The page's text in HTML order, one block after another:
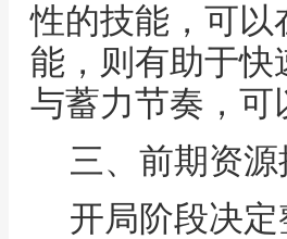
性的技能，可以
能，则有助于快
与蓄力节奏，可
三、前期资
开局阶段决